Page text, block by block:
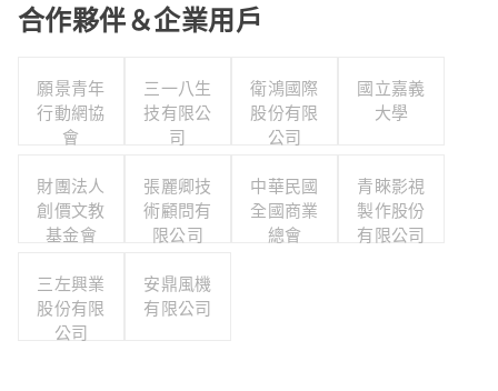
合作夥伴＆企業用戶
願景青年
行動網協
會
三一八生
技有限公
司
衛鴻國際
股份有限
公司
國立嘉義
大學
財團法人
創價文教
基金會
張麗卿技
術顧問有
限公司
中華民國
全國商業
總會
青睞影視
製作股份
有限公司
三左興業
股份有限
公司
安鼎風機
有限公司